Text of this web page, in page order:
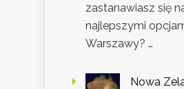
zastanawiasz się
najlepszymi
Warszawy? …
Nowa